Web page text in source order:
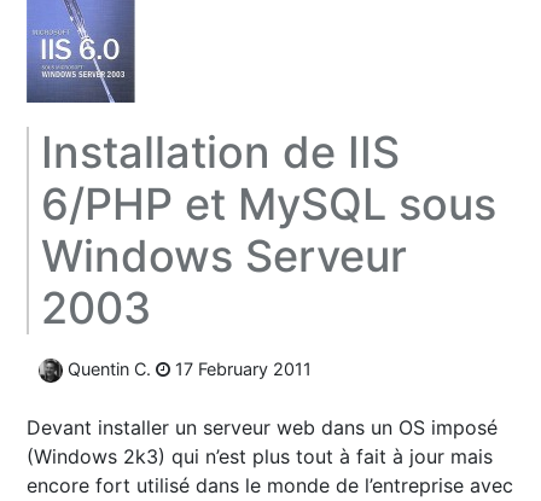
Installation de IIS
6/PHP et MySQL sous
Windows Serveur
2003
Quentin C. 17 February 2011
Devant installer un serveur web dans un OS imposé
(Windows 2k3) qui n’est plus tout à fait à jour mais
encore fort utilisé dans le monde de l’entreprise avec